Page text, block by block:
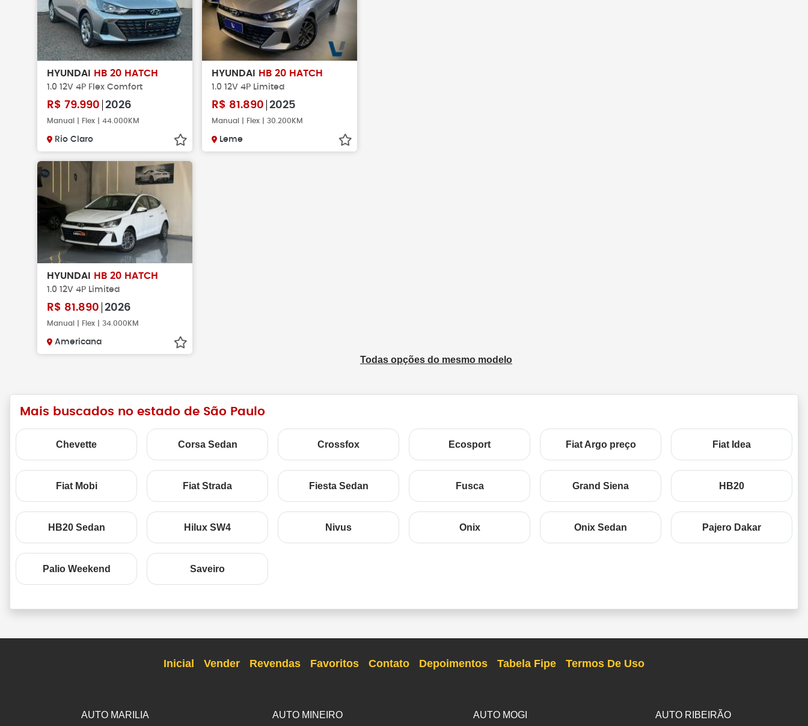
HYUNDAI HB 20 HATCH
1.0 12V 4P Flex Comfort
R$ 79.990 2026
Manual | Flex | 44.000KM
Rio Claro
HYUNDAI HB 20 HATCH
1.0 12V 4P Limited
R$ 81.890 2025
Manual | Flex | 30.200KM
Leme
HYUNDAI HB 20 HATCH
1.0 12V 4P Limited
R$ 81.890 2026
Manual | Flex | 34.000KM
Americana
Todas opções do mesmo modelo
Mais buscados no estado de São Paulo
Chevette Corsa Sedan Crossfox Ecosport Fiat Argo preço Fiat Idea
Fiat Mobi Fiat Strada Fiesta Sedan Fusca Grand Siena HB20
HB20 Sedan Hilux SW4 Nivus Onix Onix Sedan Pajero Dakar
Palio Weekend Saveiro
Inicial Vender Revendas Favoritos Contato Depoimentos Tabela Fipe Termos De Uso
AUTO MARILIA AUTO MINEIRO AUTO MOGI AUTO RIBEIRÃO